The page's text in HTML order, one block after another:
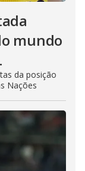
mundo
da posição
Nações